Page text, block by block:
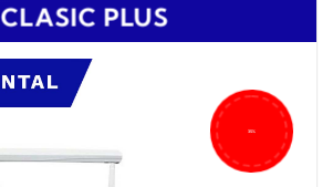
CLASIC PLUS
35%